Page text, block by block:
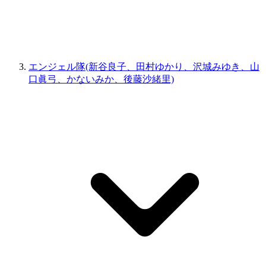
エンジェル隊(新谷良子、田村ゆかり、沢城みゆき、山
口眞弓、かないみか、後藤沙緒里)